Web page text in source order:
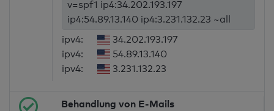
v=spf1 ip4:34.202.193.197
ip4:54.89.13.140 ip4:3.231.132.23 ~all
ipv4:
34.202.193.197
ipv4:
54.89.13.140
ipv4:
3.231.132.23
Behandlung von E-Mails